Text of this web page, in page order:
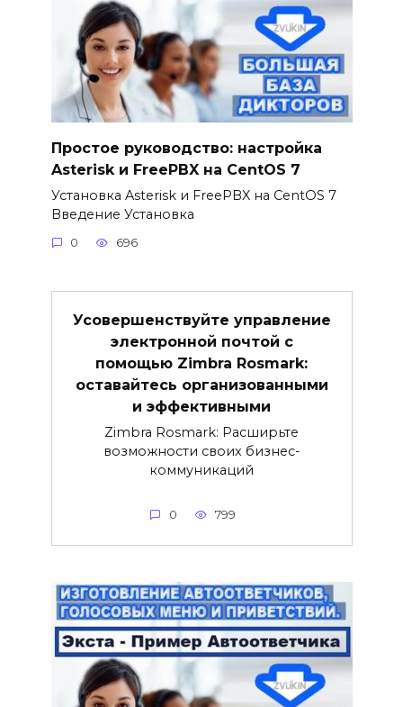
Простое руководство: настройка
Asterisk и FreePBX на CentOS 7
Установка Asterisk и FreePBX на CentOS 7
Введение Установка
0 696
Усовершенствуйте управление
электронной почтой с
помощью Zimbra Rosmark:
оставайтесь организованными
и эффективными
Zimbra Rosmark: Расширьте
возможности своих бизнес-
коммуникаций
0 799